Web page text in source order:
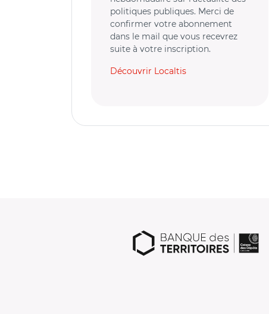
politiques publiques. Merci de
confirmer votre abonnement
dans le mail que vous recevrez
suite à votre inscription.
Découvrir Localtis